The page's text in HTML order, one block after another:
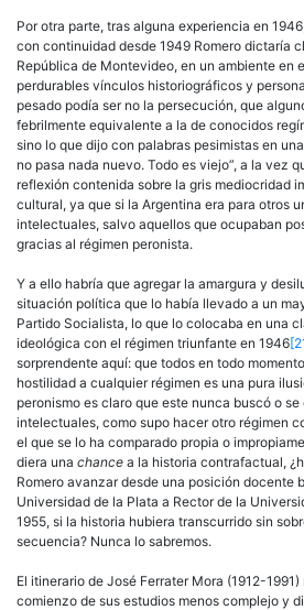
Por otra parte, tras alguna experiencia en
con continuidad desde 1949 Romero dictaría
República de Montevideo, en un ambiente en
perdurables vínculos historiográficos y
pesado podía ser no la persecución, que
febrilmente equivalente a la de conocidos
sino lo que dijo con palabras pesimistas en
no pasa nada nuevo. Todo es viejo”, a la vez
reflexión contenida sobre la gris mediocridad
cultural, ya que si la Argentina era para otros
intelectuales, salvo aquellos que ocupaban
gracias al régimen peronista.
Y a ello habría que agregar la amargura y
situación política que lo había llevado a un
Partido Socialista, lo que lo colocaba en una
ideológica con el régimen triunfante en 1946
sorprendente aquí: que todos en todo
hostilidad a cualquier régimen es una pura
peronismo es claro que este nunca buscó o
intelectuales, como supo hacer otro régimen
el que se lo ha comparado propia o
diera una chance a la historia contrafactual,
Romero avanzar desde una posición docente
Universidad de la Plata a Rector de la
1955, si la historia hubiera transcurrido sin
secuencia? Nunca lo sabremos.
El itinerario de José Ferrater Mora (1912-
comienzo de sus estudios menos complejo y